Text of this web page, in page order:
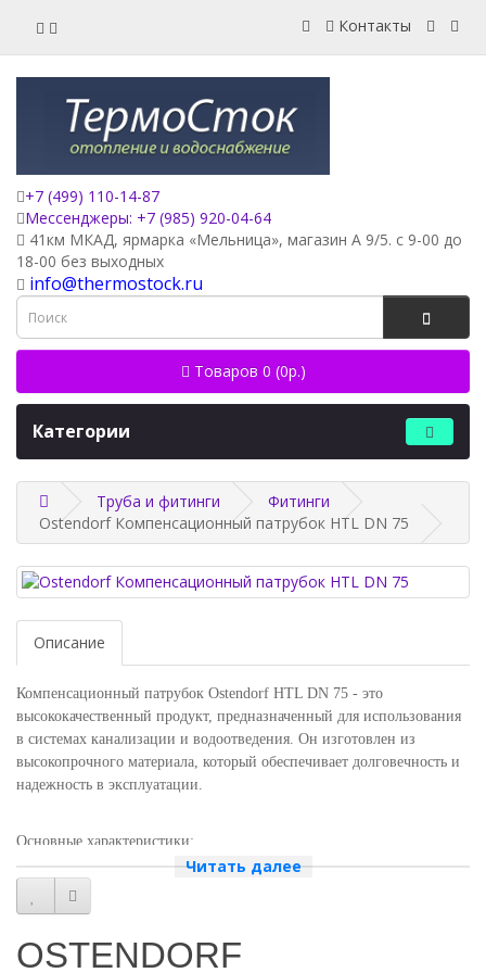
Контакты
+7 (499) 110-14-87
Мессенджеры: +7 (985) 920-04-64
41км МКАД, ярмарка «Мельница», магазин А 9/5. с 9-00 до
18-00 без выходных
info@thermostock.ru
Товаров 0 (0р.)
Категории
Труба и фитинги
Фитинги
Ostendorf Компенсационный патрубок HTL DN 75
Описание
Компенсационный патрубок Ostendorf HTL DN 75 - это
высококачественный продукт, предназначенный для использования
в системах канализации и водоотведения. Он изготовлен из
высокопрочного материала, который обеспечивает долговечность и
надежность в эксплуатации.
Основные характеристики:
- Диаметр: 75 мм
- Материал: высокопрочный пластик
- Устойчивость к коррозии и химическим воздействиям
- Высокая пропускная способность
Читать далее
OSTENDORF